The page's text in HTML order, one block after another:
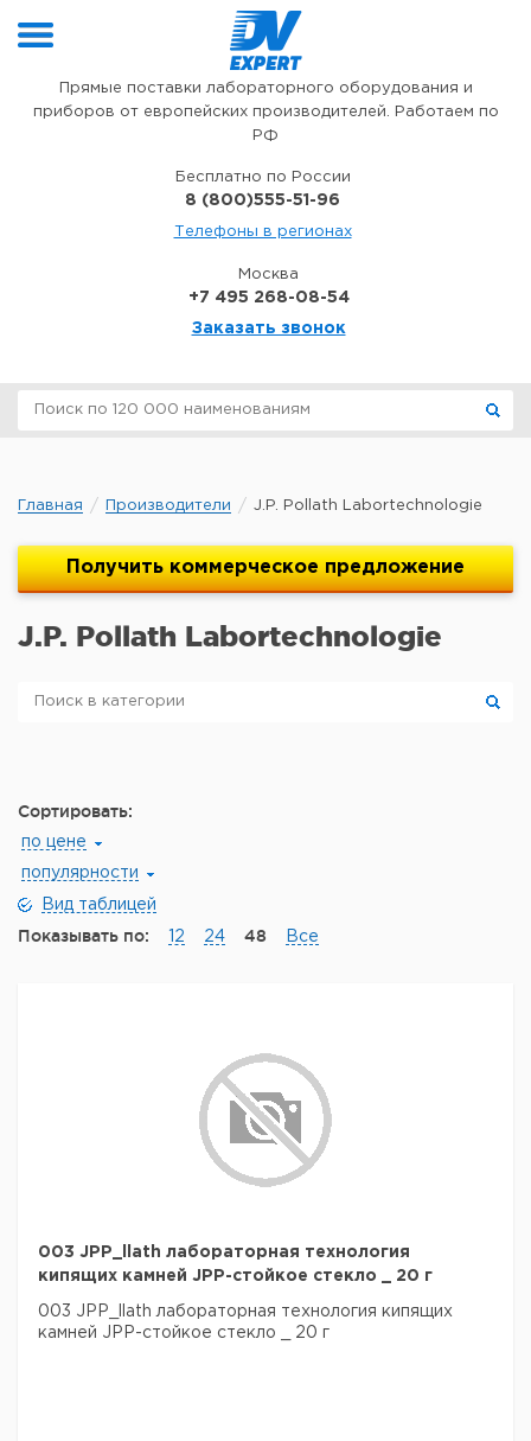
Прямые поставки лабораторного оборудования и
приборов от европейских производителей. Работаем по
РФ
Бесплатно по России
8 (800)555-51-96
Телефоны в регионах
Москва
+7 495 268-08-54
Заказать звонок
Главная Производители J.P. Pollath Labortechnologie
Получить коммерческое предложение
J.P. Pollath Labortechnologie
Сортировать:
по цене
популярности
Вид таблицей
Показывать по: 12 24 48 Все
003 JPP_llath лабораторная технология
кипящих камней JPP-стойкое стекло _ 20 г
003 JPP_llath лабораторная технология кипящих
камней JPP-стойкое стекло _ 20 г